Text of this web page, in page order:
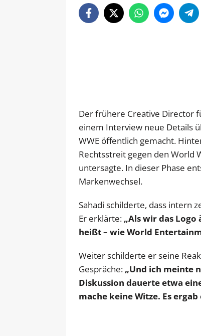
Der frühere Creative Director
einem Interview neue Details
WWE öffentlich gemacht.
Rechtsstreit gegen den World
untersagte. In dieser Phase
Markenwechsel.
Sahadi schilderte, dass intern
Er erklärte: „Als wir das Logo
heißt – wie World
Weiter schilderte er seine
Gespräche: „Und ich meinte
Diskussion dauerte etwa
mache keine Witze. Es